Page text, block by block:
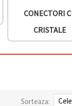
CONECTORI
CRISTALE
Sorteaza: